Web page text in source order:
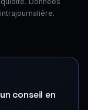
conseil en